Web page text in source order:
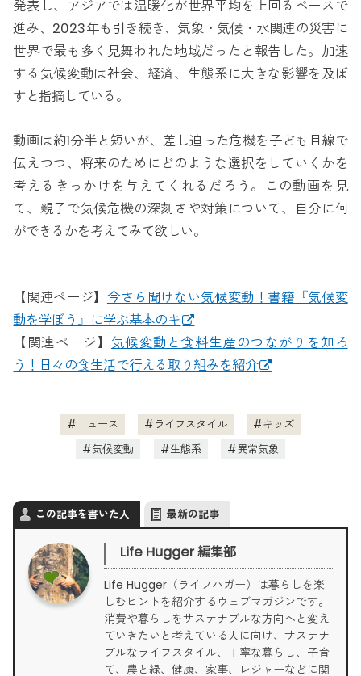
発表し、アジアでは温暖化が世界平均を上回るペースで
進み、2023年も引き続き、気象・気候・水関連の災害に
世界で最も多く見舞われた地域だったと報告した。加速
する気候変動は社会、経済、生態系に大きな影響を及ぼ
すと指摘している。
動画は約1分半と短いが、差し迫った危機を子ども目線で
伝えつつ、将来のためにどのような選択をしていくかを
考えるきっかけを与えてくれるだろう。この動画を見
て、親子で気候危機の深刻さや対策について、自分に何
ができるかを考えてみて欲しい。
【関連ページ】 今さら聞けない気候変動！書籍『気候変
動を学ぼう』に学ぶ基本のキ
【関連ページ】 気候変動と食料生産のつながりを知ろ
う！日々の食生活で行える取り組みを紹介
ニュース ライフスタイル
キッズ
気候変動
生態系 異常気象
この記事を書いた人 最新の記事
Life Hugger 編集部
Life Hugger（ライフハガー）は暮らしを楽
しむヒントを紹介するウェブマガジンです。
消費や暮らしをサステナブルな方向へと変え
ていきたいと考えている人に向け、サステナ
ブルなライフスタイル、丁寧な暮らし、子育
て、農と緑、健康、家事、レジャーなどに関